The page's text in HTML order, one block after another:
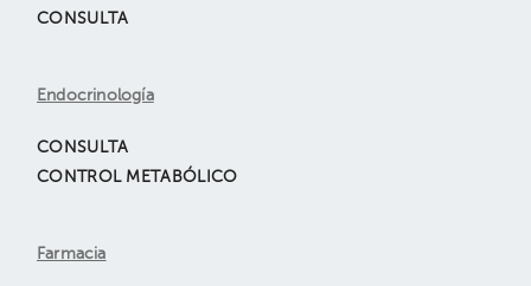
CONSULTA
Endocrinología
CONSULTA
CONTROL METABÓLICO
Farmacia